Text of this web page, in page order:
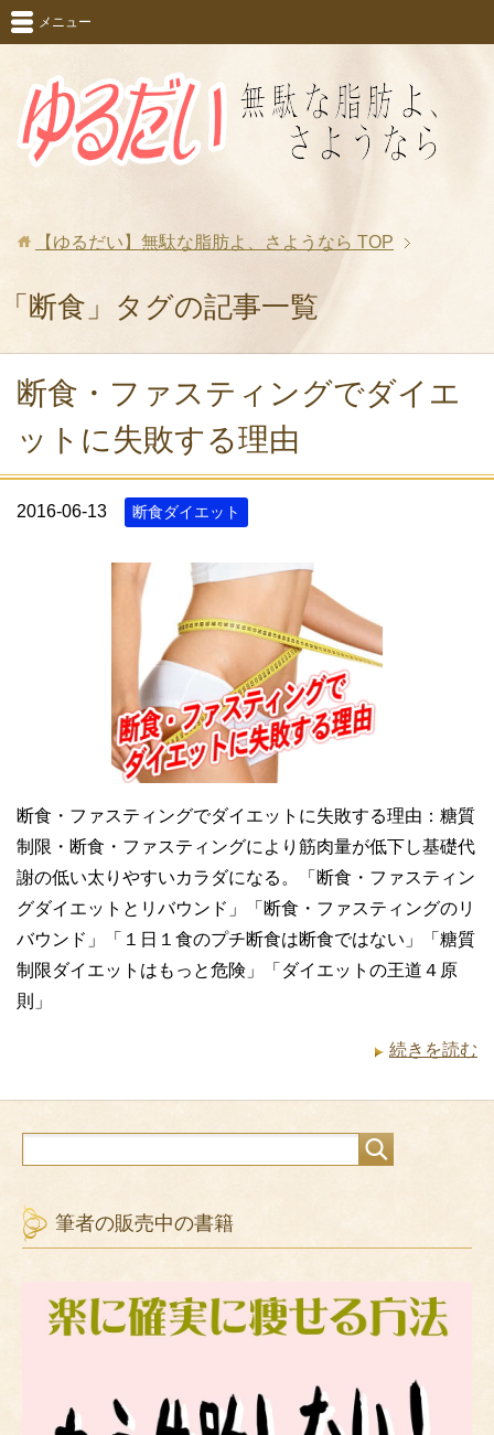
メニュー
【ゆるだい】無駄な脂肪よ、さようなら TOP
「断食」タグの記事一覧
断食・ファスティングでダイエ
ットに失敗する理由
2016-06-13 断食ダイエット
断食・ファスティングでダイエットに失敗する理由：糖質
制限・断食・ファスティングにより筋肉量が低下し基礎代
謝の低い太りやすいカラダになる。「断食・ファスティン
グダイエットとリバウンド」「断食・ファスティングのリ
バウンド」「１日１食のプチ断食は断食ではない」「糖質
制限ダイエットはもっと危険」「ダイエットの王道４原
則」
続きを読む
筆者の販売中の書籍